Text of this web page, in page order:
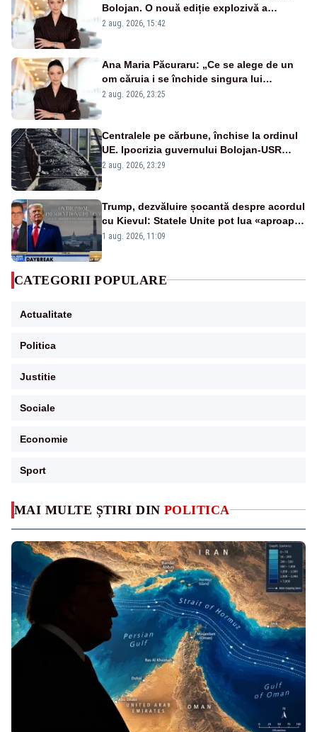
MAI MULTE ȘTIRI DIN POLITICA
Bolojan. O nouă ediție explozivă a
emisiunii „Miza Zilei” la Realitatea PLUS
2 aug. 2026, 15:42
Ana Maria Păcuraru: „Ce se alege de un
om căruia i se închide singura lui
portiță?”
2 aug. 2026, 23:25
Centralele pe cărbune, închise la ordinul
UE. Ipocrizia guvernului Bolojan-USR
după starea de alertă
2 aug. 2026, 23:29
Trump, dezvăluire șocantă despre acordul
cu Kievul: Statele Unite pot lua «aproape
tot ce vor» din minele Ucrainei”
1 aug. 2026, 11:09
CATEGORII POPULARE
Actualitate
Politica
Justitie
Sociale
Economie
Sport